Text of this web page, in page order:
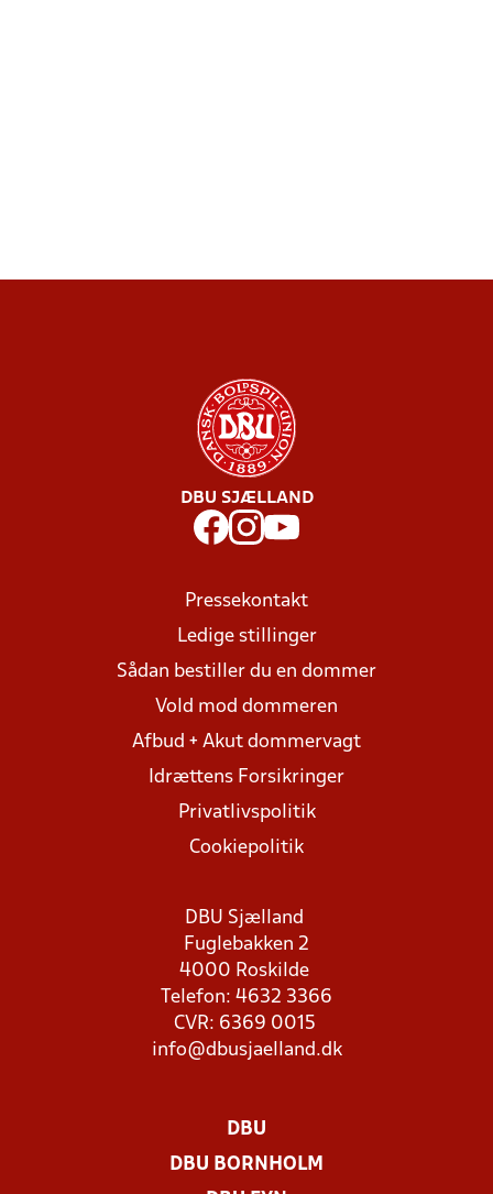
DBU SJÆLLAND
Pressekontakt
Ledige stillinger
Sådan bestiller du en dommer
Vold mod dommeren
Afbud + Akut dommervagt
Idrættens Forsikringer
Privatlivspolitik
Cookiepolitik
DBU Sjælland
Fuglebakken 2
4000 Roskilde
Telefon: 4632 3366
CVR: 6369 0015
info@dbusjaelland.dk
DBU
DBU BORNHOLM